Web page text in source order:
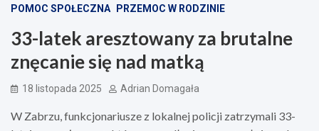
POMOC SPOŁECZNA PRZEMOC W RODZINIE
33-latek aresztowany za brutalne
znęcanie się nad matką
18 listopada 2025 Adrian Domagała
W Zabrzu, funkcjonariusze z lokalnej policji zatrzymali 33-